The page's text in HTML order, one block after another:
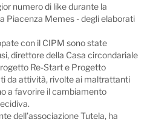
numero di like durante la
Piacenza Memes - degli elaborati
con il CIPM sono state
direttore della Casa circondariale
Re-Start e Progetto
da attività, rivolte ai maltrattanti
a favorire il cambiamento
dell’associazione Tutela, ha